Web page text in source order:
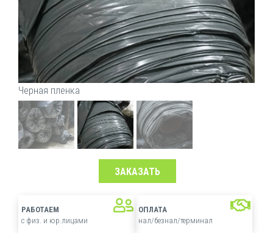
Черная пленка
ЗАКАЗАТЬ
РАБОТАЕМ
с физ. и юр.лицами
ОПЛАТА
нал/безнал/терминал